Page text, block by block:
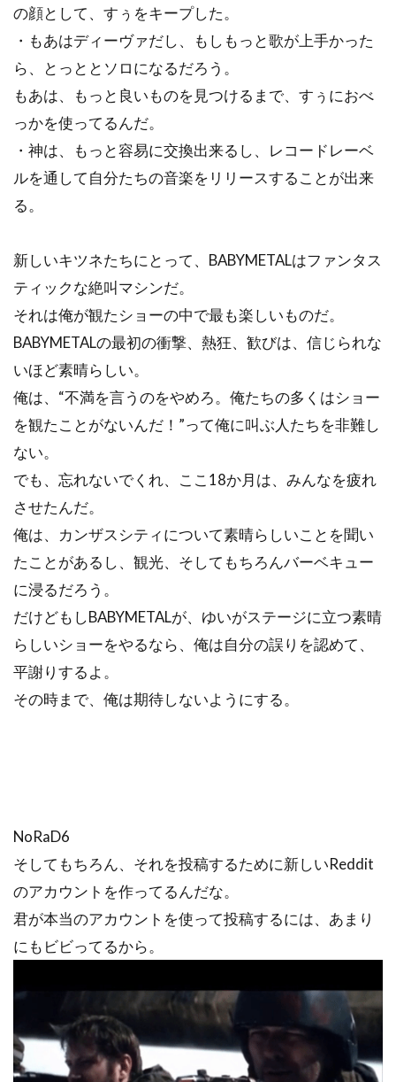
の顔として、すぅをキープした。
・もあはディーヴァだし、もしもっと歌が上手かった
ら、とっととソロになるだろう。
もあは、もっと良いものを見つけるまで、すぅにおべ
っかを使ってるんだ。
・神は、もっと容易に交換出来るし、レコードレーベ
ルを通して自分たちの音楽をリリースすることが出来
る。
新しいキツネたちにとって、BABYMETALはファンタス
ティックな絶叫マシンだ。
それは俺が観たショーの中で最も楽しいものだ。
BABYMETALの最初の衝撃、熱狂、歓びは、信じられな
いほど素晴らしい。
俺は、“不満を言うのをやめろ。俺たちの多くはショー
を観たことがないんだ！”って俺に叫ぶ人たちを非難し
ない。
でも、忘れないでくれ、ここ18か月は、みんなを疲れ
させたんだ。
俺は、カンザスシティについて素晴らしいことを聞い
たことがあるし、観光、そしてもちろんバーベキュー
に浸るだろう。
だけどもしBABYMETALが、ゆいがステージに立つ素晴
らしいショーをやるなら、俺は自分の誤りを認めて、
平謝りするよ。
その時まで、俺は期待しないようにする。
NoRaD6
そしてもちろん、それを投稿するために新しいReddit
のアカウントを作ってるんだな。
君が本当のアカウントを使って投稿するには、あまり
にもビビってるから。